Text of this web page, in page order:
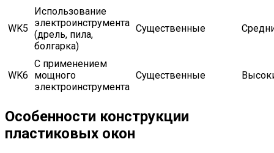
WK5
Использование
электроинструмента
(дрель, пила,
болгарка)
Существенные
WK6
С применением
мощного
электроинструмента
Существенные
Особенности конструкции
пластиковых окон